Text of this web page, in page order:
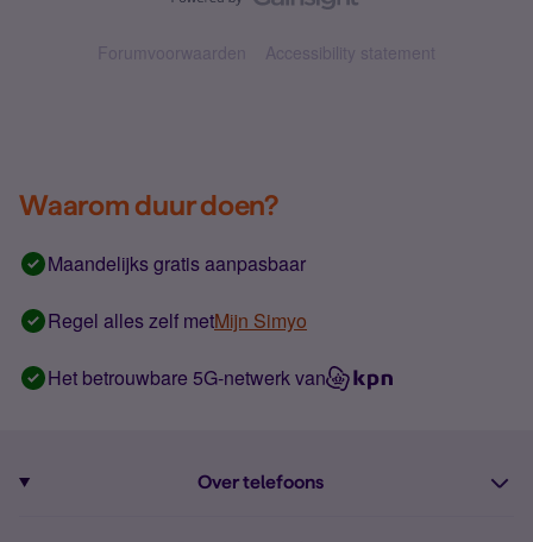
Forumvoorwaarden Accessibility statement
Waarom duur doen?
Maandelijks gratis aanpasbaar
Regel alles zelf metMijn Simyo
Het betrouwbare 5G-netwerk van
Over telefoons